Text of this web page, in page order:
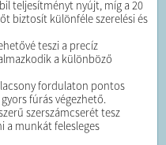
teljesítményt nyújt, míg a 20
biztosít különféle szerelési és
teszi a precíz
a különböző
fordulaton pontos
fúrás végezhető.
szerszámcserét tesz
a munkát felesleges